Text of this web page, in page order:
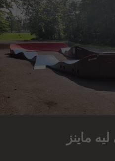
ماينز